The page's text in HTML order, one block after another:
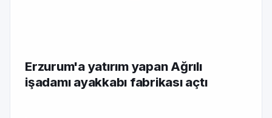
Erzurum'a yatırım yapan Ağrılı
işadamı ayakkabı fabrikası açtı